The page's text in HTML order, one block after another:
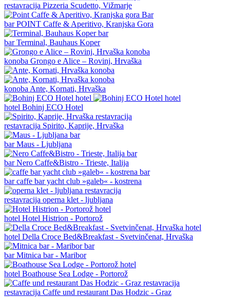
restavracija Pizzeria Scudetto, Vižmarje
barPOINT Caffe & Aperitivo, Kranjska Gora
barTerminal, Bauhaus Koper
konoba Grongo e Alice – Rovinj, Hrvaška
konoba Ante, Kornati, Hrvaška
hotel Bohinj ECO Hotel
restavracija Spirito, Kaprije, Hrvaška
barMaus - Ljubljana
barNero Caffe&Bistro - Trieste, Italija
barcaffe bar yacht club »galeb« - kostrena
restavracija operna klet - ljubljana
hotel Hotel Histrion - Portorož
hotel Della Croce Bed&Breakfast - Svetvinčenat, Hrvaška
barMitnica bar - Maribor
hotel Boathouse Sea Lodge - Portorož
restavracija Caffe und restaurant Das Hodzic - Graz